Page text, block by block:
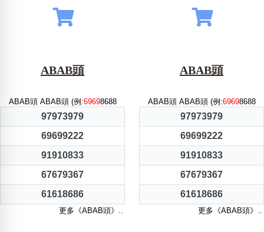
ABAB頭
ABAB頭 ABAB頭 (例:69698688
97973979
69699222
91910833
67679367
61618686
更多《ABAB頭》..
ABAB頭
ABAB頭 ABAB頭 (例:69698688
97973979
69699222
91910833
67679367
61618686
更多《ABAB頭》..